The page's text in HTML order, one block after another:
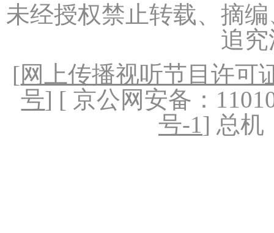
未经授权禁止转载、摘
追
[网上传播视听节目许可
号] [ 京公网安备：
号-1] 总机